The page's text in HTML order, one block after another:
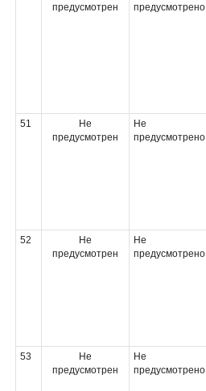
предусмотрен
предусмотрено
51
Не
предусмотрен
Не
предусмотрено
52
Не
предусмотрен
Не
предусмотрено
53
Не
предусмотрен
Не
предусмотрено